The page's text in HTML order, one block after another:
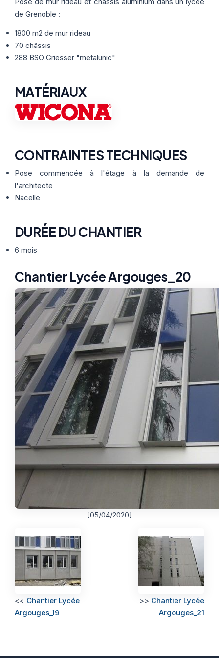
Nos Formules ACTUALITÉS
de Grenoble :
1800 m2 de mur rideau
70 châssis
288 BSO Griesser "metalunic"
MATÉRIAUX
CONTRAINTES TECHNIQUES
Pose commencée à l'étage à la demande de
l'architecte
Nacelle
DURÉE DU CHANTIER
6 mois
Chantier Lycée Argouges_20
[05/04/2020]
<< Chantier Lycée
Argouges_19
>> Chantier Lycée
Argouges_21